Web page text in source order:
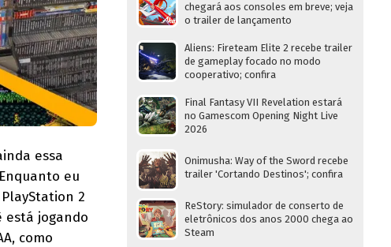
essa
eu
2
está jogando
como
chegará aos consoles em breve; veja
o trailer de lançamento
Aliens: Fireteam Elite 2 recebe trailer
de gameplay focado no modo
cooperativo; confira
Final Fantasy VII Revelation estará
no Gamescom Opening Night Live
2026
Onimusha: Way of the Sword recebe
trailer 'Cortando Destinos'; confira
ReStory: simulador de conserto de
eletrônicos dos anos 2000 chega ao
Steam